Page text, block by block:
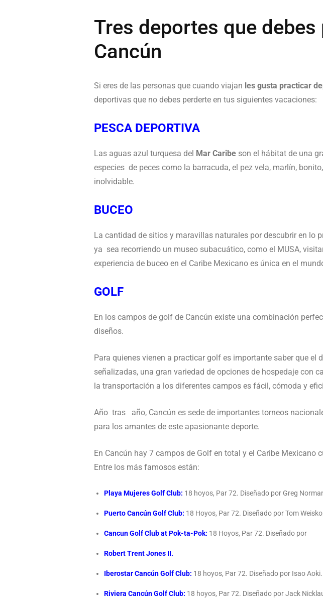
Tres deportes que
Cancún
Si eres de las personas que cuando viajan les gusta practicar
deportivas que no debes perderte en tus siguientes vacaciones:
PESCA DEPORTIVA
Las aguas azul turquesa del Mar Caribe son el hábitat de una
especies de peces como la barracuda, el pez vela, marlín,
inolvidable.
BUCEO
La cantidad de sitios y maravillas naturales por descubrir en lo
ya sea recorriendo un museo subacuático, como el MUSA,
experiencia de buceo en el Caribe Mexicano es única en el
GOLF
En los campos de golf de Cancún existe una combinación
diseños.
Para quienes vienen a practicar golf es importante saber que
señalizadas, una gran variedad de opciones de hospedaje con
la transportación a los diferentes campos es fácil, cómoda y
Año tras año, Cancún es sede de importantes torneos
para los amantes de este apasionante deporte.
En Cancún hay 7 campos de Golf en total y el Caribe
Entre los más famosos están:
Playa Mujeres Golf Club: 18 hoyos, Par 72. Diseñado por Greg
Puerto Cancún Golf Club: 18 Hoyos, Par 72. Diseñado por Tom
Cancun Golf Club at Pok-ta-Pok: 18 Hoyos, Par 72. Diseñado por
Robert Trent Jones II.
Iberostar Cancún Golf Club: 18 hoyos, Par 72. Diseñado por Isao Aoki.
Riviera Cancún Golf Club: 18 hoyos, Par 72. Diseñado por Jack